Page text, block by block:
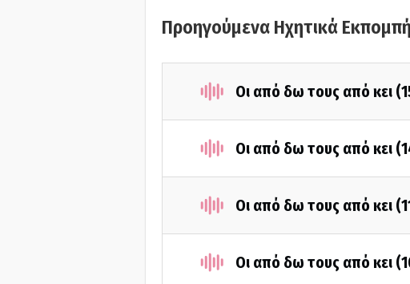
Προηγούμενα Ηχητικά
Οι από δω τους από κει
Οι από δω τους από κει
Οι από δω τους από κει
Οι από δω τους από κει